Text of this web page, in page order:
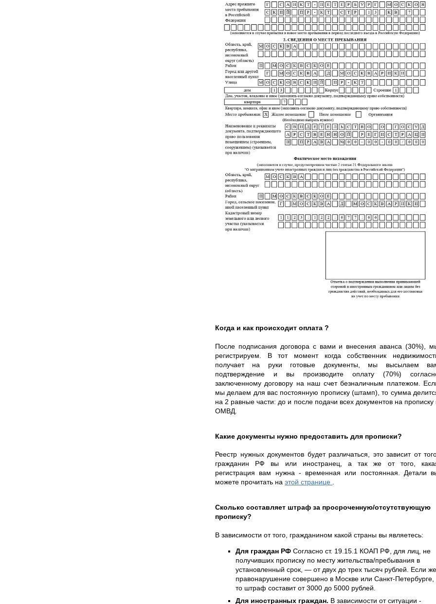
Когда и как происходит оплата ?
После подписания договора с вами и внесения аванса (30%),
регистрируем. В тот момент когда собственник
получает на руки готовые документы, мы высылаем
подтверждение и вы производите оплату (70%)
заключенному договору на наш счет безналичным платежом.
мы делаем для вас постоянную прописку (штамп), то сумма
на 2 равные части: до и после подачи всех документов на прописку
ОМВД.
Какие документы нужно предоставить для прописки?
Реестр нужных документов будет различаться, это зависит от
гражданин РФ вы или иностранец, а так же от того,
регистрация вам нужна - временная или постоянная. Детали
можете прочитать на этой странице .
Сколько составляет штраф за просроченную/отсутствующую
прописку?
В зависимости от того, гражданином какой страны вы являетесь:
Для граждан РФ Согласно ст. 19.15.1 КОАП РФ, для лиц, не
получивших прописку по месту жительства/пребывания в
установленный срок, — от двух до трех тысяч рублей. Если же
правонарушение совершено в Москве или Санкт-Петербурге,
то штраф составит от 3000 до 5000 рублей.
Для иностранных граждан. В зависимости от ситуации -